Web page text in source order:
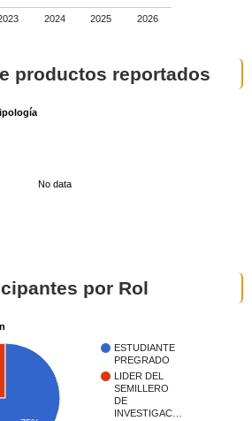
2024 2025 2026
productos reportados
No data
por Rol
ESTUDIANTE
PREGRADO
LIDER DEL
SEMILLERO
DE
INVESTIGAC…